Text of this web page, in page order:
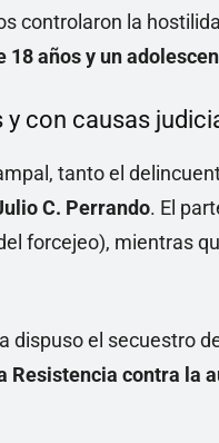
controlaron la
18 años y un
con causas
tanto el
C. Perrando. El
forcejeo), mientras
dispuso el secuestro
Resistencia contra la